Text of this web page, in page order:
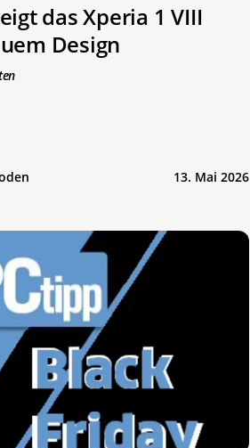
das Xperia 1 VIII
Design
13. Mai 2026